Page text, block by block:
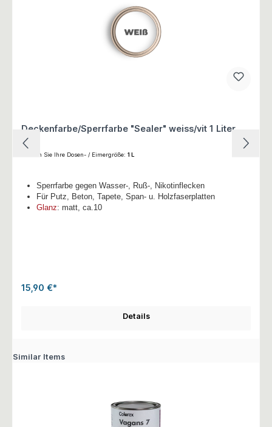
Deckenfarbe/Sperrfarbe "Sealer" weiss/vit 1 Liter
Wählen Sie Ihre Dosen- / Eimergröße: 1 L
Sperrfarbe gegen Wasser-, Ruß-, Nikotinflecken
Für Putz, Beton, Tapete, Span- u. Holzfaserplatten
Glanz: matt, ca.10
15,90 €*
Details
Similar Items